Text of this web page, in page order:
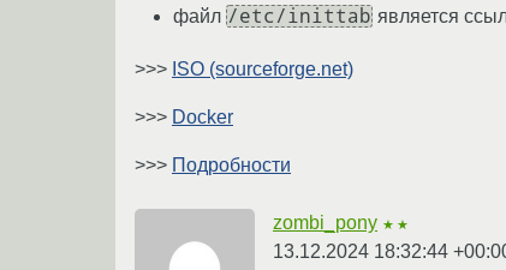
файл /etc/inittab является
>>> ISO (sourceforge.net)
>>> Docker
>>> Подробности
zombi_pony ★★
13.12.2024 18:32:44